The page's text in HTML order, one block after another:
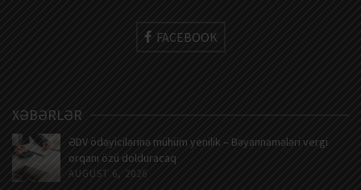
FACEBOOK
XƏBƏRLƏR
ƏDV ödəyicilərinə mühüm yenilik – Bəyannamələri vergi
orqanı özü dolduracaq
AUGUST 6, 2026